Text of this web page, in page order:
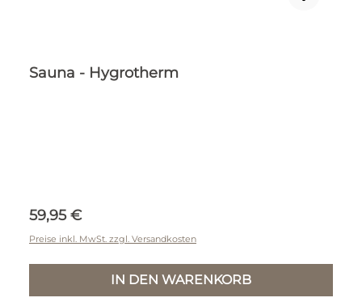
Sauna - Hygrotherm
Regulärer Preis:
59,95 €
Preise inkl. MwSt. zzgl. Versandkosten
IN DEN WARENKORB